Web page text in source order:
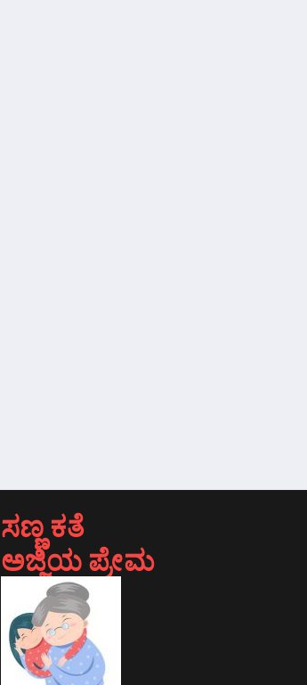
ಸಣ್ಣ ಕತೆ
ಅಜ್ಜಿಯ ಪ್ರೇಮ